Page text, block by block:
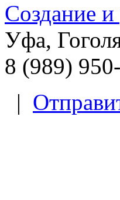
Создание и
Уфа,
8 (989)
|